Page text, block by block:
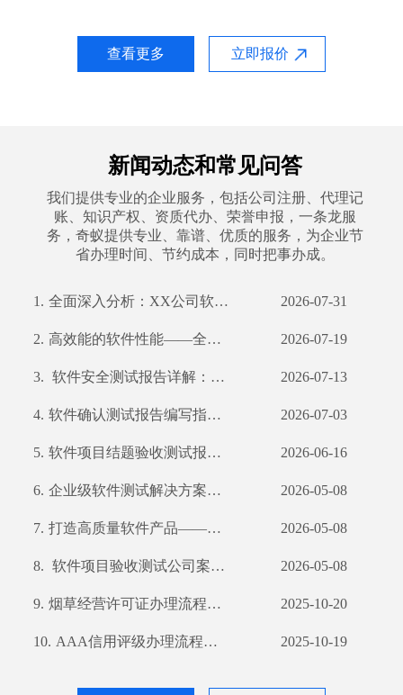
查看更多 立即报价
新闻动态和常见问答
我们提供专业的企业服务，包括公司注册、代理记
账、知识产权、资质代办、荣誉申报，一条龙服
务，奇蚁提供专业、靠谱、优质的服务，为企业节
省办理时间、节约成本，同时把事办成。
1. 全面深入分析：XX公司软件功能测试报告解读 一、摘要 二、引言 三、项目背景及目 2026-07-31
2. 高效能的软件性能——全面解析XX科技公司软件性能测试 2026-07-19
3. 软件安全测试报告详解：守护网络安全防线 2026-07-13
4. 软件确认测试报告编写指南及我公司案例分析 2026-07-03
5. 软件项目结题验收测试报告编写指南 2026-06-16
6. 企业级软件测试解决方案——深入剖析其过程及优势 2026-05-08
7. 打造高质量软件产品——我公司软件产品登记测试报告详解 2026-05-08
8. 软件项目验收测试公司案例解析 2026-05-08
9. 烟草经营许可证办理流程详解及所需材料一览 2025-10-20
10. AAA信用评级办理流程详解及所需材料清单 2025-10-19